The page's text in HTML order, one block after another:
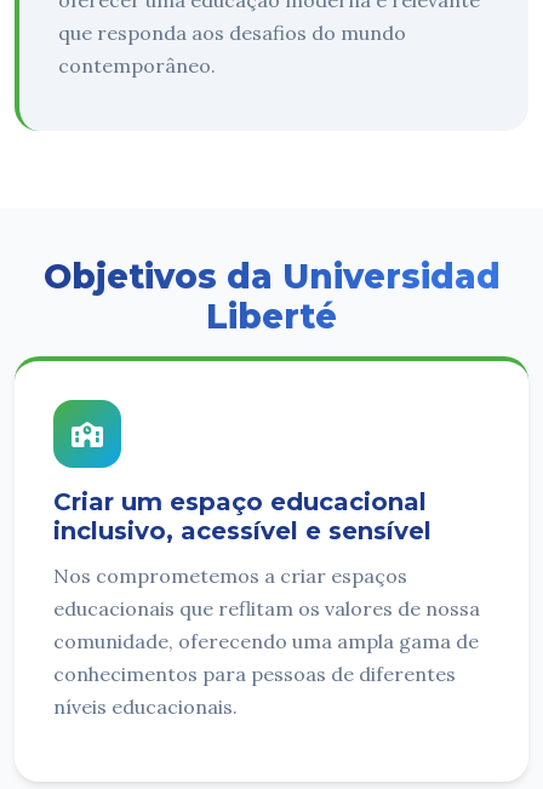
que responda aos desafios do mundo
contemporâneo.
Objetivos da Universidad
Liberté
Criar um espaço educacional
inclusivo, acessível e sensível
Nos comprometemos a criar espaços
educacionais que reflitam os valores de nossa
comunidade, oferecendo uma ampla gama de
conhecimentos para pessoas de diferentes
níveis educacionais.